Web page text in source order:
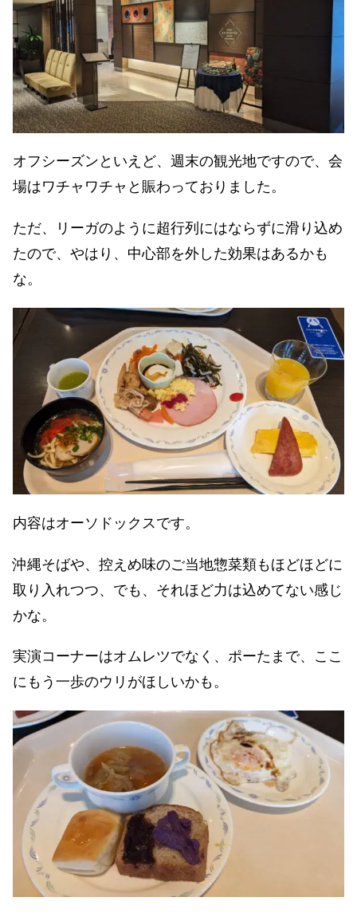
オフシーズンといえど、週末の観光地ですので、会
場はワチャワチャと賑わっておりました。
ただ、リーガのように超行列にはならずに滑り込め
たので、やはり、中心部を外した効果はあるかも
な。
内容はオーソドックスです。
沖縄そばや、控えめ味のご当地惣菜類もほどほどに
取り入れつつ、でも、それほど力は込めてない感じ
かな。
実演コーナーはオムレツでなく、ポーたまで、ここ
にもう一歩のウリがほしいかも。